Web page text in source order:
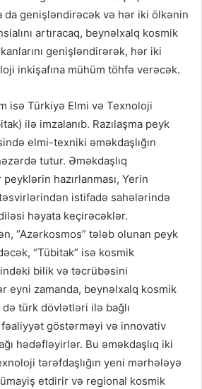
da genişləndirəcək və hər iki ölkənin
artıracaq, beynəlxalq kosmik
genişləndirərək, hər iki
inkişafına mühüm töhfə verəcək.
isə Türkiyə Elmi və Texnoloji
ilə imzalanıb. Razılaşma peyk
elmi-texniki əməkdaşlığın
tutur. Əməkdaşlıq
hazırlanması, Yerin
istifadə sahələrində
həyata keçirəcəklər.
“Azərkosmos” tələb olunan peyk
“Tübitak” isə kosmik
bilik və təcrübəsini
eyni zamanda, beynəlxalq kosmik
türk dövlətləri ilə bağlı
göstərməyi və innovativ
hədəfləyirlər. Bu əməkdaşlıq iki
tərəfdaşlığın yeni mərhələyə
etdirir və regional kosmik